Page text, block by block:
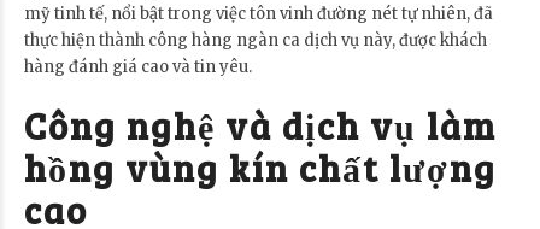
mỹ tinh tế, nổi bật trong việc tôn vinh đường nét tự nhiên, đã
thực hiện thành công hàng ngàn ca dịch vụ này, được khách
hàng đánh giá cao và tin yêu.
Công nghệ và dịch vụ làm
hồng vùng kín chất lượng
cao